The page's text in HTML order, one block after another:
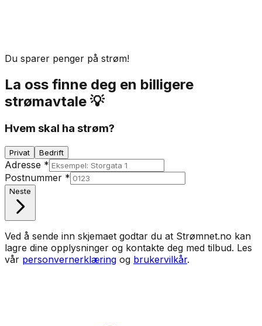
Du sparer penger på strøm!
La oss finne deg en billigere
strømavtale 💡
Hvem skal ha strøm?
Privat Bedrift
Adresse *
Postnummer *
Neste
Ved å sende inn skjemaet godtar du at Strømnet.no kan
lagre dine opplysninger og kontakte deg med tilbud. Les
vår personvernerklæring og brukervilkår.